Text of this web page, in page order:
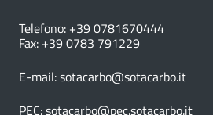
Telefono: +39 0781670444
Fax: +39 0783 791229
E-mail:sotacarbo@sotacarbo.it
PEC:sotacarbo@pec.sotacarbo.it